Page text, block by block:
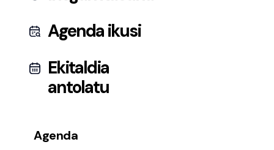
Agenda ikusi
Ekitaldia
antolatu
Agenda